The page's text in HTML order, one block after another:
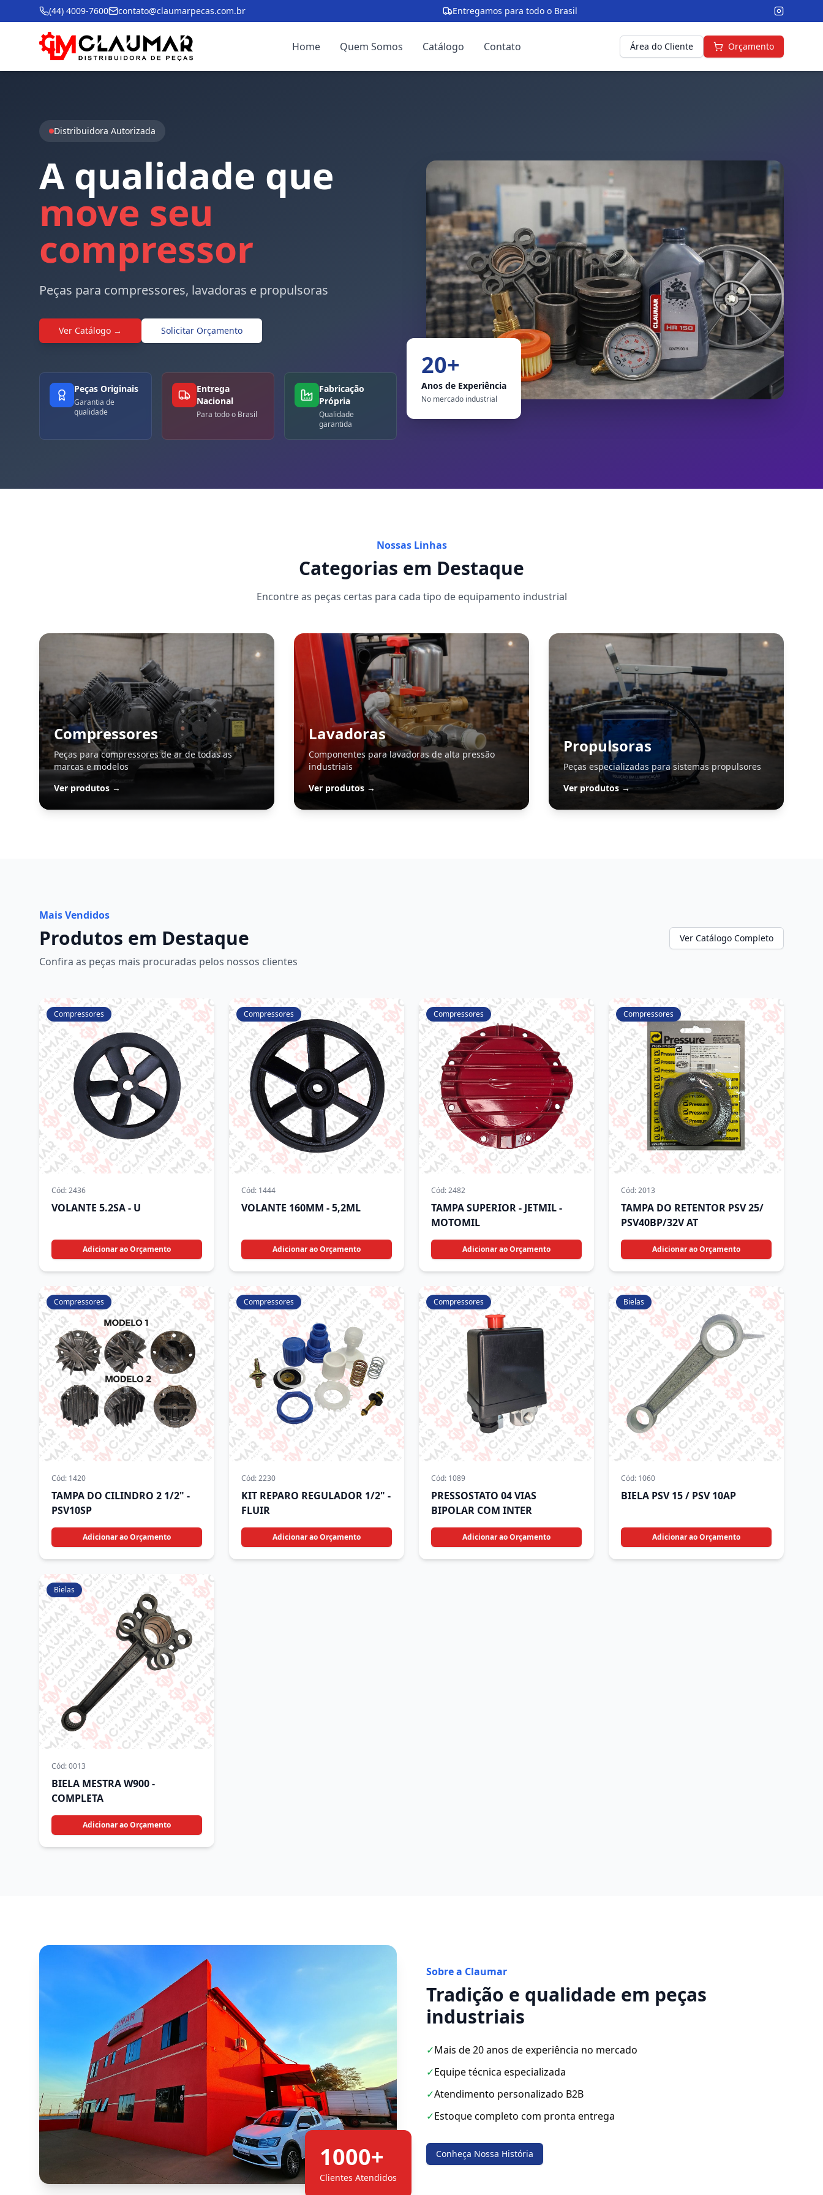
(44) 4009-7600 contato@claumarpecas.com.br Entregamos para todo o Brasil
Home Quem Somos Catálogo Contato Área do Cliente Orçamento
Distribuidora Autorizada
A qualidade que
move seu
compressor
Peças para compressores, lavadoras e propulsoras
Ver Catálogo → Solicitar Orçamento
Peças Originais
Garantia de
qualidade
Entrega
Nacional
Para todo o Brasil
Fabricação
Própria
Qualidade
garantida
20+
Anos de Experiência
No mercado industrial
Nossas Linhas
Categorias em Destaque
Encontre as peças certas para cada tipo de equipamento industrial
Compressores
Peças para compressores de ar de todas as
marcas e modelos
Ver produtos →
Lavadoras
Componentes para lavadoras de alta pressão
industriais
Ver produtos →
Propulsoras
Peças especializadas para sistemas propulsores
Ver produtos →
Mais Vendidos
Produtos em Destaque
Confira as peças mais procuradas pelos nossos clientes
Ver Catálogo Completo
Compressores
Cód:2436
VOLANTE 5.2SA - U
Adicionar ao Orçamento
Compressores
Cód: 1444
VOLANTE 160MM - 5,2ML
Adicionar ao Orçamento
Compressores
Cód:2482
TAMPA SUPERIOR - JETMIL -
MOTOMIL
Adicionar ao Orçamento
Compressores
Cód:2013
TAMPA DO RETENTOR PSV 25/
PSV40BP/32V AT
Adicionar ao Orçamento
Compressores
Cód: 1420
TAMPA DO CILINDRO 2 1/2" -
PSV10SP
Adicionar ao Orçamento
Compressores
Cód:2230
KIT REPARO REGULADOR 1/2" -
FLUIR
Adicionar ao Orçamento
Compressores
Cód: 1089
PRESSOSTATO 04 VIAS
BIPOLAR COM INTER
Adicionar ao Orçamento
Bielas
Cód: 1060
BIELA PSV 15 / PSV 10AP
Adicionar ao Orçamento
Bielas
Cód:0013
BIELA MESTRA W900 -
COMPLETA
Adicionar ao Orçamento
1000+
Clientes Atendidos
Sobre a Claumar
Tradição e qualidade em peças
industriais
✓Mais de 20 anos de experiência no mercado
✓Equipe técnica especializada
✓Atendimento personalizado B2B
✓Estoque completo com pronta entrega
Conheça Nossa História